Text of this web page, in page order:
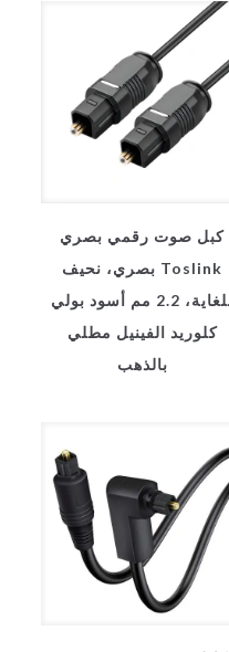
كبل صوت رقمي بصري
Toslink بصري، نحيف
للغاية، 2.2 مم أسود بولي
كلوريد الفينيل مطلي
بالذهب